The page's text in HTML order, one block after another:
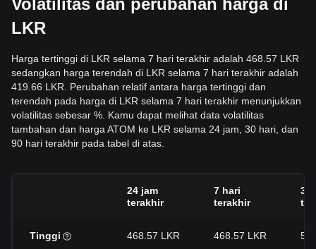
Volatilitas dan perubahan harga di
LKR
Harga tertinggi di LKR selama 7 hari terakhir adalah 468.57 LKR
sedangkan harga terendah di LKR selama 7 hari terakhir adalah
419.66 LKR. Perubahan relatif antara harga tertinggi dan
terendah pada harga di LKR selama 7 hari terakhir menunjukkan
volatilitas sebesar %. Kamu dapat melihat data volatilitas
tambahan dan harga ATOM ke LKR selama 24 jam, 30 hari, dan
90 hari terakhir pada tabel di atas.
24 jam
terakhir
7 hari
terakhir
30
Tinggi 468.57 LKR 468.57 LKR